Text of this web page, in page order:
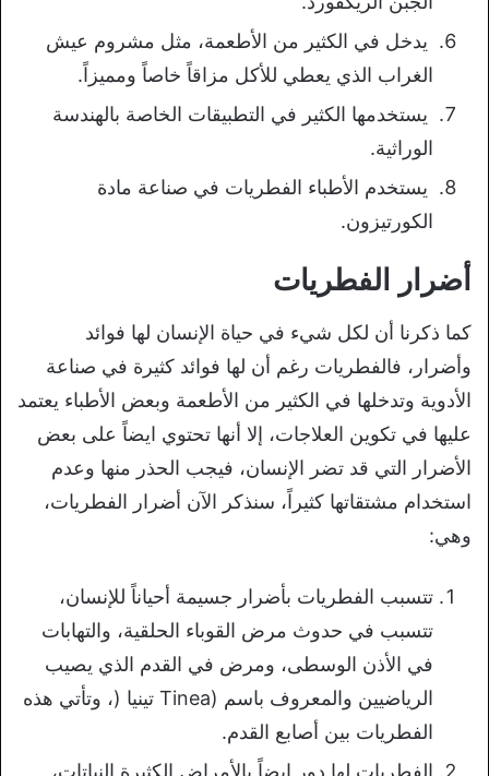
يدخل في الكثير من الأطعمة، مثل مشروم عيش
الغراب الذي يعطي للأكل مزاقاً خاصاً ومميزاً.
يستخدمها الكثير في التطبيقات الخاصة بالهندسة
الوراثية.
يستخدم الأطباء الفطريات في صناعة مادة
الكورتيزون.
أضرار الفطريات
كما ذكرنا أن لكل شيء في حياة الإنسان لها فوائد
وأضرار، فالفطريات رغم أن لها فوائد كثيرة في صناعة
الأدوية وتدخلها في الكثير من الأطعمة وبعض الأطباء يعتمد
عليها في تكوين العلاجات، إلا أنها تحتوي ايضاً على بعض
الأضرار التي قد تضر الإنسان، فيجب الحذر منها وعدم
استخدام مشتقاتها كثيراً، سنذكر الآن أضرار الفطريات،
وهي:
تتسبب الفطريات بأضرار جسيمة أحياناً للإنسان،
تتسبب في حدوث مرض القوباء الحلقية، والتهابات
في الأذن الوسطى، ومرض في القدم الذي يصيب
الرياضيين والمعروف باسم (Tinea تينيا (، وتأتي هذه
الفطريات بين أصابع القدم.
الفطريات لها دور ايضاً بالأمراض الكثيرة النباتات،